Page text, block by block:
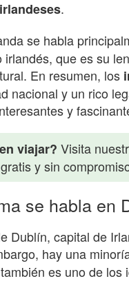
irlandeses.
se habla
irlandés, que es su
En resumen, los
nacional y un rico
y
viajar? Visita
y sin
se habla en
Dublín, capital de
hay una
es uno de los